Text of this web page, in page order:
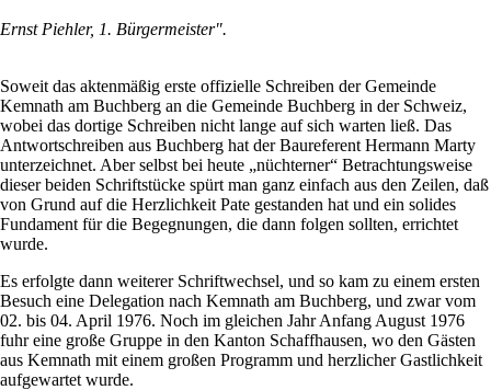
Ernst Piehler, 1. Bürgermeister".
Soweit das aktenmäßig erste offizielle Schreiben der Gemeinde
Kemnath am Buchberg an die Gemeinde Buchberg in der Schweiz,
wobei das dortige Schreiben nicht lange auf sich warten ließ. Das
Antwortschreiben aus Buchberg hat der Baureferent Hermann Marty
unterzeichnet. Aber selbst bei heute „nüchterner“ Betrachtungsweise
dieser beiden Schriftstücke spürt man ganz einfach aus den Zeilen, daß
von Grund auf die Herzlichkeit Pate gestanden hat und ein solides
Fundament für die Begegnungen, die dann folgen sollten, errichtet
wurde.
Es erfolgte dann weiterer Schriftwechsel, und so kam zu einem ersten
Besuch eine Delegation nach Kemnath am Buchberg, und zwar vom
02. bis 04. April 1976. Noch im gleichen Jahr Anfang August 1976
fuhr eine große Gruppe in den Kanton Schaffhausen, wo den Gästen
aus Kemnath mit einem großen Programm und herzlicher Gastlichkeit
aufgewartet wurde.